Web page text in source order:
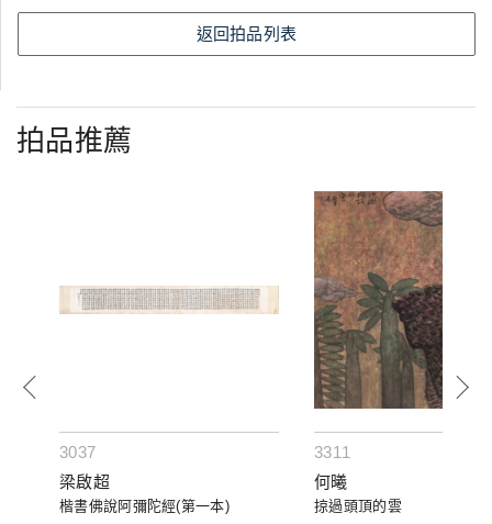
返回拍品列表
拍品推薦
3037
梁啟超
楷書佛說阿彌陀經(第一本)
3311
何曦
掠過頭頂的雲